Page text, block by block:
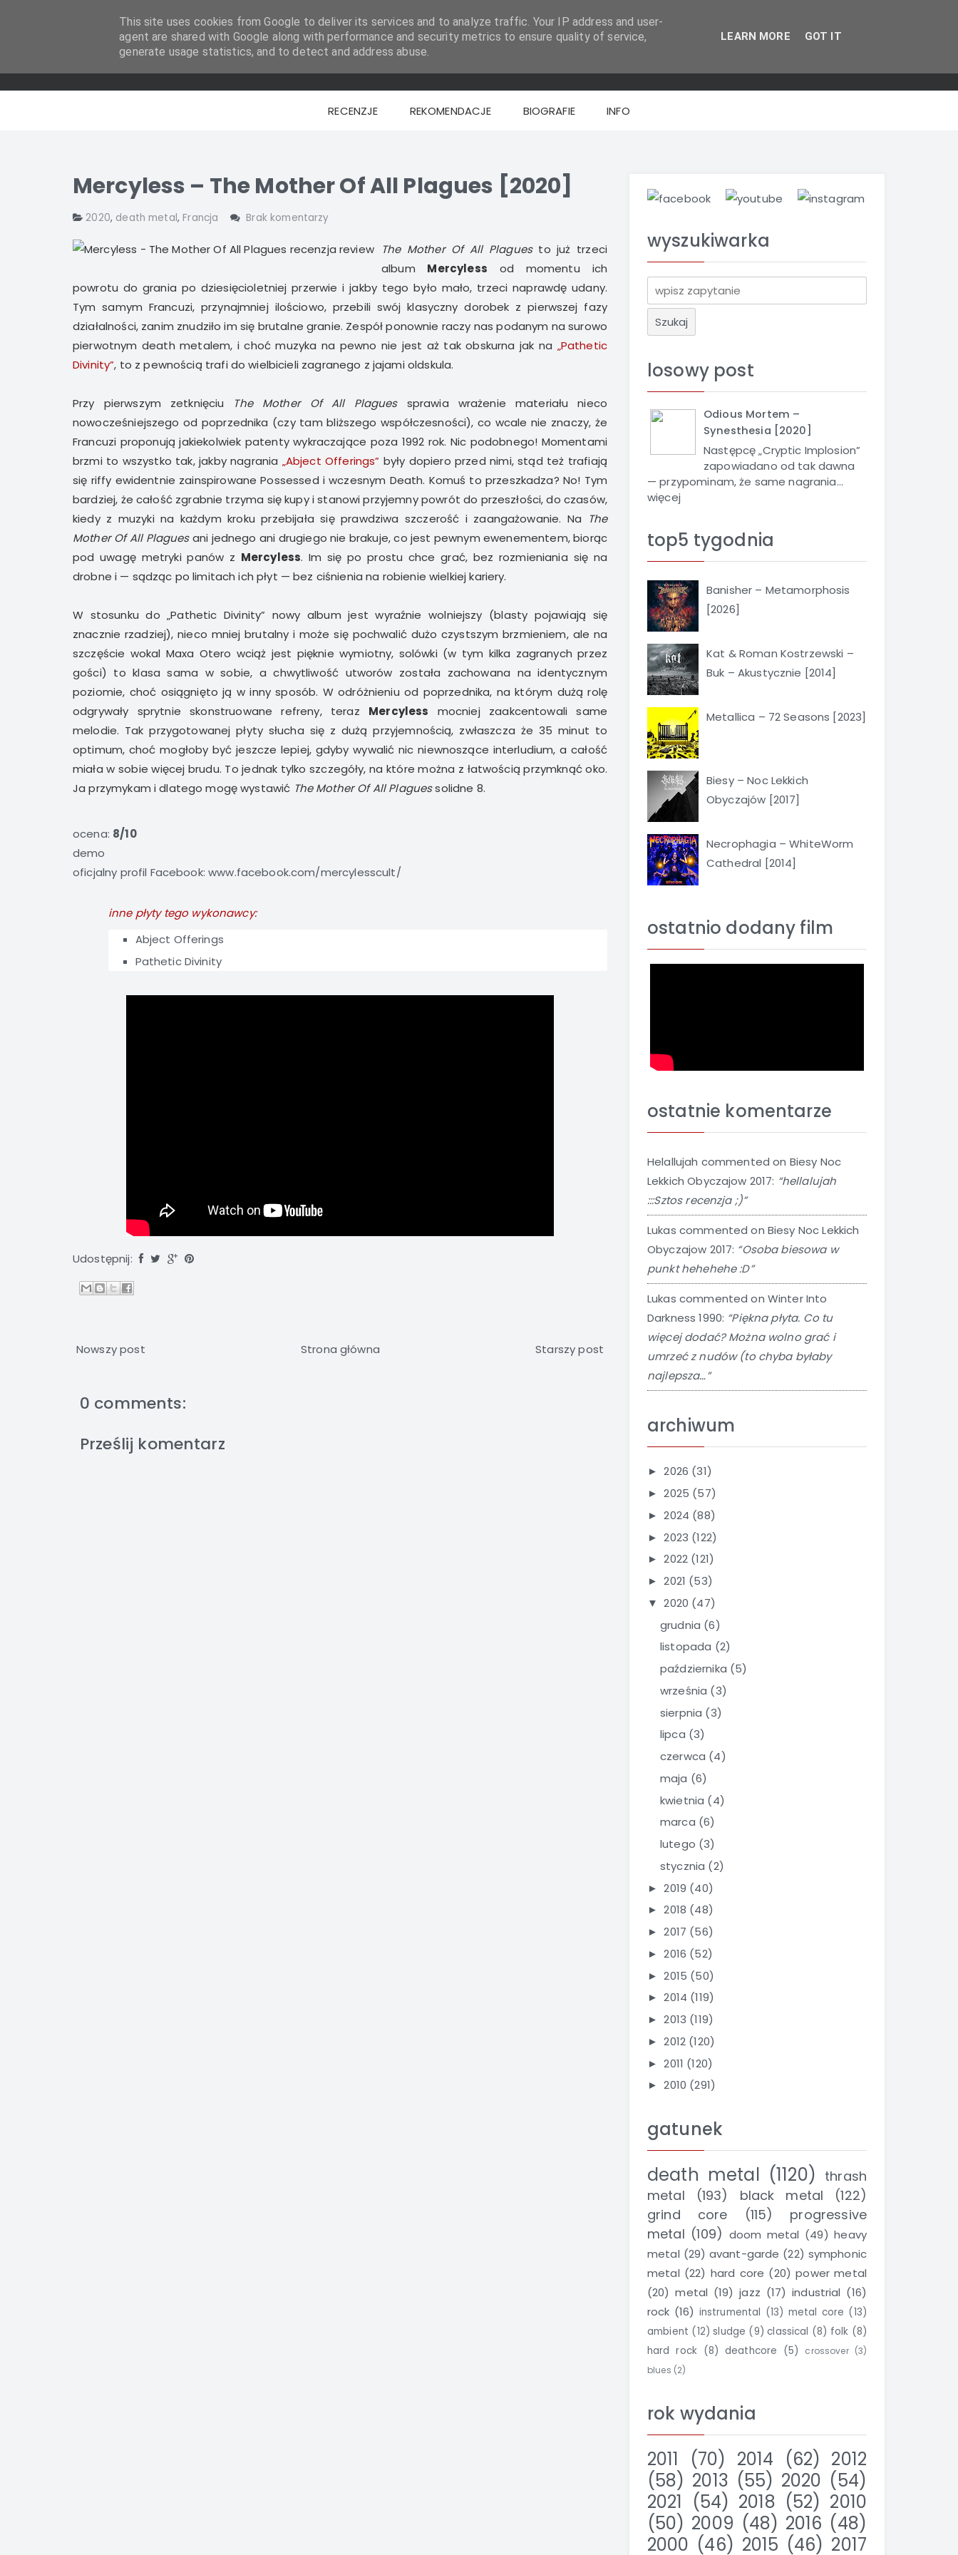
RECENZJE REKOMENDACJE BIOGRAFIE INFO
Mercyless – The Mother Of All Plagues [2020]
2020, death metal, Francja Brak komentarzy
The Mother Of All Plaguesto już trzeci
album Mercyless od momentu ich
powrotu do grania po dziesięcioletniej przerwie i jakby tego było mało, trzeci naprawdę udany.
Tym samym Francuzi, przynajmniej ilościowo, przebili swój klasyczny dorobek z pierwszej fazy
działalności, zanim znudziło im się brutalne granie. Zespół ponownie raczy nas podanym na surowo
pierwotnym death metalem, i choć muzyka na pewno nie jest aż tak obskurna jak na „Pathetic
Divinity”, to z pewnością trafi do wielbicieli zagranego z jajami oldskula.
Przy pierwszym zetknięciu The Mother Of All Plaguessprawia wrażenie materiału nieco
nowocześniejszego od poprzednika (czy tam bliższego współczesności), co wcale nie znaczy, że
Francuzi proponują jakiekolwiek patenty wykraczające poza 1992 rok. Nic podobnego! Momentami
brzmi to wszystko tak, jakby nagrania „Abject Offerings” były dopiero przed nimi, stąd też trafiają
się riffy ewidentnie zainspirowane Possessed i wczesnym Death. Komuś to przeszkadza? No! Tym
bardziej, że całość zgrabnie trzyma się kupy i stanowi przyjemny powrót do przeszłości, do czasów,
kiedy z muzyki na każdym kroku przebijała się prawdziwa szczerość i zaangażowanie. Na
The
Mother Of All Plaguesani jednego ani drugiego nie brakuje, co jest pewnym ewenementem, biorąc
pod uwagę metryki panów z Mercyless. Im się po prostu chce grać, bez rozmieniania się na
drobne i — sądząc po limitach ich płyt — bez ciśnienia na robienie wielkiej kariery.
W stosunku do „Pathetic Divinity” nowy album jest wyraźnie wolniejszy (blasty pojawiają się
znacznie rzadziej), nieco mniej brutalny i może się pochwalić dużo czystszym brzmieniem, ale na
szczęście wokal Maxa Otero wciąż jest pięknie wymiotny, solówki (w tym kilka zagranych przez
gości) to klasa sama w sobie, a chwytliwość utworów została zachowana na identycznym
poziomie, choć osiągnięto ją w inny sposób. W odróżnieniu od poprzednika, na którym dużą rolę
odgrywały sprytnie skonstruowane refreny, teraz Mercyless mocniej zaakcentowali same
melodie. Tak przygotowanej płyty słucha się z dużą przyjemnością, zwłaszcza że 35 minut to
optimum, choć mogłoby być jeszcze lepiej, gdyby wywalić nic niewnoszące interludium, a całość
miała w sobie więcej brudu. To jednak tylko szczegóły, na które można z łatwością przymknąć oko.
Ja przymykam i dlatego mogę wystawić The Mother Of All Plaguessolidne 8.
ocena: 8/10
demo
oficjalny profil Facebook:www.facebook.com/mercylesscult/
inne płyty tego wykonawcy:
Abject Offerings
Pathetic Divinity
Udostępnij:
Nowszy post Starszy post
Strona główna
0 comments:
Prześlij komentarz
wyszukiwarka
z
u
a
losowy post
Odious Mortem –
Synesthesia [2020]
Następcę „Cryptic Implosion”
zapowiadano od tak dawna
— przypominam, że same nagrania...
więcej
top5 tygodnia
Banisher – Metamorphosis
[2026]
Kat & Roman Kostrzewski –
Buk – Akustycznie [2014]
Metallica – 72 Seasons [2023]
Biesy – Noc Lekkich
Obyczajów [2017]
Necrophagia – WhiteWorm
Cathedral [2014]
ostatnio dodany film
ostatnie komentarze
Helallujah commented on Biesy Noc
Lekkich Obyczajow 2017: “hellalujah
:::Sztos recenzja ;)”
Lukas commented on Biesy Noc Lekkich
Obyczajow 2017: “Osoba biesowa w
punkt hehehehe :D”
Lukas commented on Winter Into
Darkness 1990: “Piękna płyta. Co tu
więcej dodać? Można wolno grać i
umrzeć z nudów (to chyba byłaby
najlepsza…”
archiwum
► 2026 (31)
► 2025 (57)
► 2024 (88)
► 2023 (122)
► 2022 (121)
► 2021 (53)
▼ 2020 (47)
grudnia (6)
listopada (2)
października (5)
września (3)
sierpnia (3)
lipca (3)
czerwca (4)
maja (6)
kwietnia (4)
marca (6)
lutego (3)
stycznia (2)
► 2019 (40)
► 2018 (48)
► 2017 (56)
► 2016 (52)
► 2015 (50)
► 2014 (119)
► 2013 (119)
► 2012 (120)
► 2011 (120)
► 2010 (291)
gatunek
death metal (1120) thrash
metal
(193) black metal
(122)
grind core
(115)
progressive
metal (109) doom metal (49) heavy
metal (29) avant-garde (22) symphonic
metal (22) hard core (20) power metal
(20) metal (19) jazz (17) industrial (16)
rock (16) instrumental (13) metal core (13)
ambient (12) sludge (9) classical (8) folk (8)
hard rock (8) deathcore (5) crossover (3)
blues (2)
rok wydania
2011
(70) 2014 (62) 2012
(58) 2013 (55) 2020 (54)
2021 (54) 2018 (52) 2010
(50) 2009 (48) 2016 (48)
2000 (46) 2015 (46) 2017
This site uses cookies from Google to deliver its services and to analyze traffic. Your IP address and user-
agent are shared with Google along with performance and security metrics to ensure quality of service,
generate usage statistics, and to detect and address abuse.
LEARN MORE GOT IT